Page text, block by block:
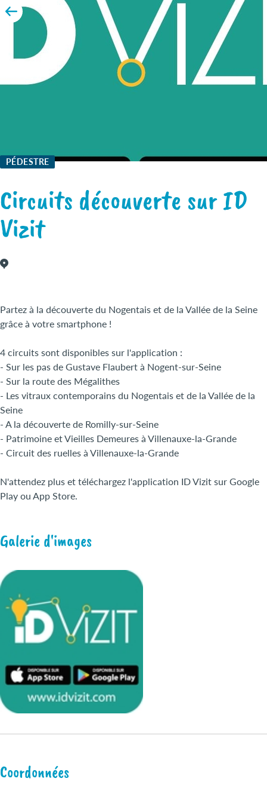
PÉDESTRE
Circuits découverte sur ID
Vizit
Partez à la découverte du Nogentais et de la Vallée de la Seine
grâce à votre smartphone !
4 circuits sont disponibles sur l'application :
- Sur les pas de Gustave Flaubert à Nogent-sur-Seine
- Sur la route des Mégalithes
- Les vitraux contemporains du Nogentais et de la Vallée de la
Seine
- A la découverte de Romilly-sur-Seine
- Patrimoine et Vieilles Demeures à Villenauxe-la-Grande
- Circuit des ruelles à Villenauxe-la-Grande
N'attendez plus et téléchargez l'application ID Vizit sur Google
Play ou App Store.
Galerie d'images
Coordonnées